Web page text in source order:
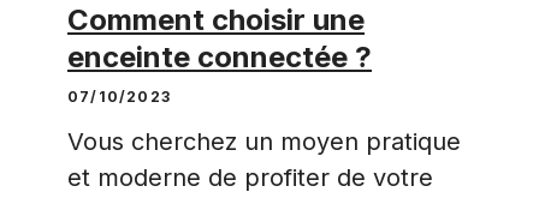
Comment choisir une
enceinte connectée ?
07/10/2023
Vous cherchez un moyen pratique
et moderne de profiter de votre